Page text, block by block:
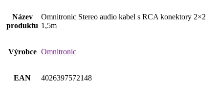
Název
produktu
Omnitronic Stereo audio kabel s RCA konektory 2×2
1,5m
Výrobce Omnitronic
EAN 4026397572148